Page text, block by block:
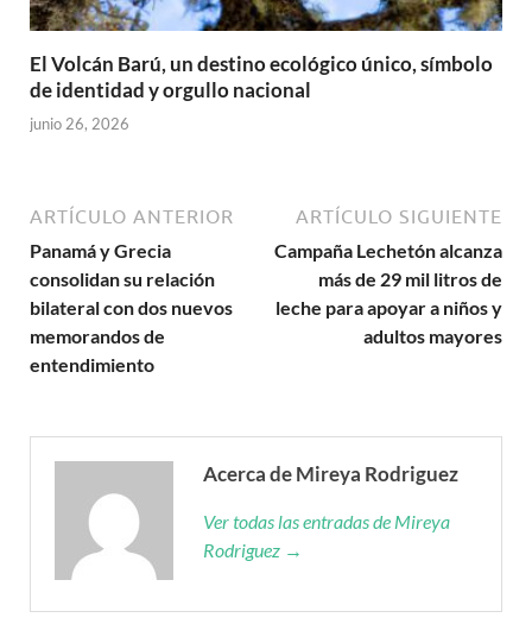
El Volcán Barú, un destino ecológico único, símbolo
de identidad y orgullo nacional
junio 26, 2026
ARTÍCULO ANTERIOR
Panamá y Grecia
consolidan su relación
bilateral con dos nuevos
memorandos de
entendimiento
ARTÍCULO SIGUIENTE
Campaña Lechetón alcanza
más de 29 mil litros de
leche para apoyar a niños y
adultos mayores
Acerca de Mireya Rodriguez
Ver todas las entradas de Mireya
Rodriguez →